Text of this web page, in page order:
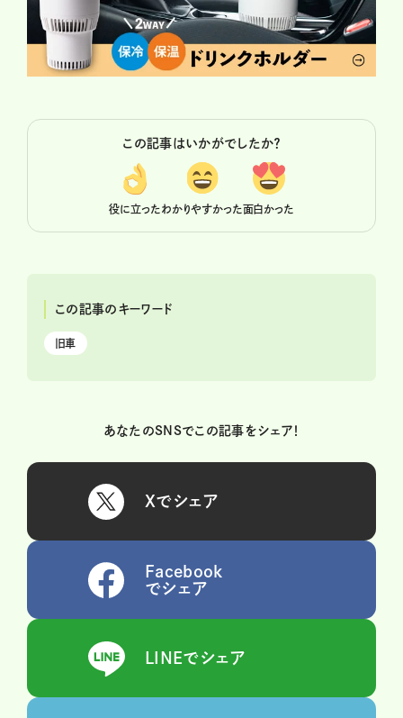
この記事はいかがでしたか？
役に立ったわかりやすかった面白かった
この記事のキーワード
旧車
あなたのSNSでこの記事をシェア！
Xでシェア
Facebook
でシェア
LINEでシェア